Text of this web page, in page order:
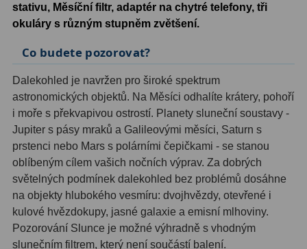
Převracecí4
Red Dot hledáčky6
Sluneční hledáčky3
Úchyty a držáky hledáčků4
Příslušenství 54
Redukce 1,25" a 2"17
stativu, Měsíční filtr, adaptér na chytré telefony, tři
okuláry s různým stupněm zvětšení.
Co budete pozorovat?
Dalekohled je navržen pro široké spektrum
astronomických objektů. Na Měsíci odhalíte krátery, pohoří
i moře s překvapivou ostrostí. Planety sluneční soustavy -
Jupiter s pásy mraků a Galileovými měsíci, Saturn s
prstenci nebo Mars s polárními čepičkami - se stanou
oblíbeným cílem vašich nočních výprav. Za dobrých
světelných podmínek dalekohled bez problémů dosáhne
na objekty hlubokého vesmíru: dvojhvězdy, otevřené i
kulové hvězdokupy, jasné galaxie a emisní mlhoviny.
Pozorování Slunce je možné výhradně s vhodným
slunečním filtrem, který není součástí balení.